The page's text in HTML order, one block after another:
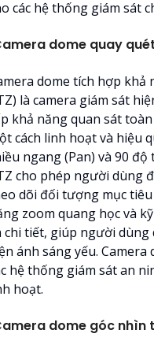
các hệ thống giám sát
dome quay
dome tích hợp khả
là camera giám sát
khả năng quan sát
cách linh hoạt và hiệu
ngang (Pan) và 90
cho phép người dùng
dõi đối tượng mục
zoom quang học và
chi tiết, giúp người
ánh sáng yếu.
hệ thống giám sát an
hoạt.
dome góc nhìn